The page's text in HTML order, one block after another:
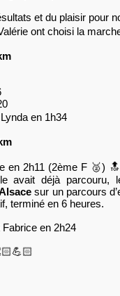
et du plaisir pour
ont choisi la
Lynda en 1h34
en 2h11 (2ème F 🥈)
avait déjà
sur un parcours
terminé en 6 heures.
en 2h24